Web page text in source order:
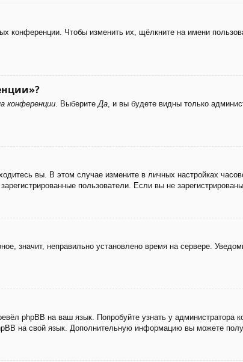
конференции. Чтобы изменить их, щёлкните на имени
конференции . Выберите Да , и вы будете видны только
вы. В этом случае измените в личных настройках
пользователи. Если вы не
значит, неправильно установлено время на сервере.
phpBB на ваш язык. Попробуйте узнать у администратора
на свой язык. Дополнительную информацию вы можете